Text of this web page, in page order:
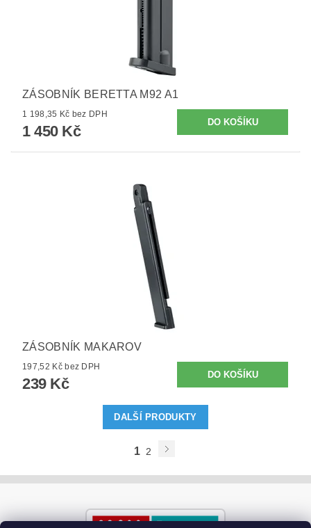
ZÁSOBNÍK BERETTA M92 A1
1 198,35 Kč bez DPH
1 450 Kč
ZÁSOBNÍK MAKAROV
197,52 Kč bez DPH
239 Kč
DALŠÍ PRODUKTY
1 2